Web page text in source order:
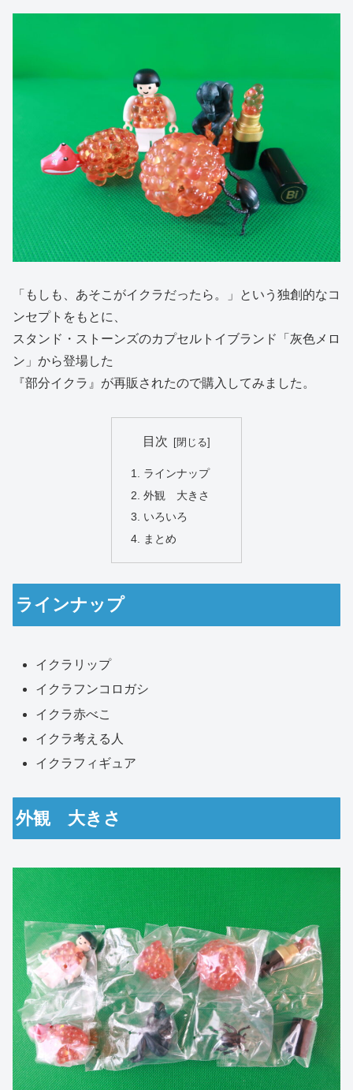
「もしも、あそこがイクラだったら。」という独創的なコ
ンセプトをもとに、
スタンド・ストーンズのカプセルトイブランド「灰色メロ
ン」から登場した
『部分イクラ』が再販されたので購入してみました。
目次
ラインナップ
外観 大きさ
いろいろ
まとめ
ラインナップ
イクラリップ
イクラフンコロガシ
イクラ赤べこ
イクラ考える人
イクラフィギュア
外観 大きさ